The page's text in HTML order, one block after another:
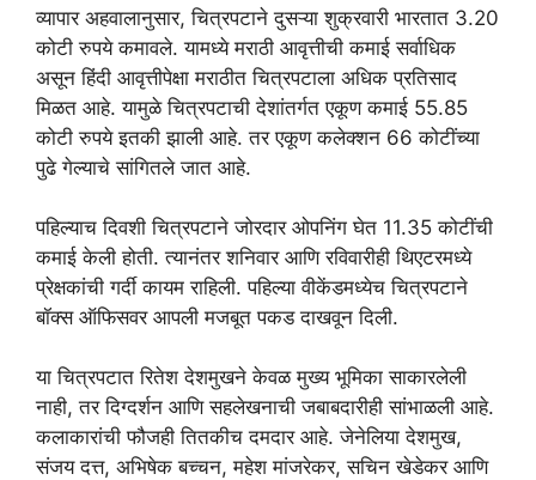
व्यापार अहवालानुसार, चित्रपटाने दुसऱ्या शुक्रवारी भारतात 3.20
कोटी रुपये कमावले. यामध्ये मराठी आवृत्तीची कमाई सर्वाधिक
असून हिंदी आवृत्तीपेक्षा मराठीत चित्रपटाला अधिक प्रतिसाद
मिळत आहे. यामुळे चित्रपटाची देशांतर्गत एकूण कमाई 55.85
कोटी रुपये इतकी झाली आहे. तर एकूण कलेक्शन 66 कोटींच्या
पुढे गेल्याचे सांगितले जात आहे.
पहिल्याच दिवशी चित्रपटाने जोरदार ओपनिंग घेत 11.35 कोटींची
कमाई केली होती. त्यानंतर शनिवार आणि रविवारीही थिएटरमध्ये
प्रेक्षकांची गर्दी कायम राहिली. पहिल्या वीकेंडमध्येच चित्रपटाने
बॉक्स ऑफिसवर आपली मजबूत पकड दाखवून दिली.
या चित्रपटात रितेश देशमुखने केवळ मुख्य भूमिका साकारलेली
नाही, तर दिग्दर्शन आणि सहलेखनाची जबाबदारीही सांभाळली आहे.
कलाकारांची फौजही तितकीच दमदार आहे. जेनेलिया देशमुख,
संजय दत्त, अभिषेक बच्चन, महेश मांजरेकर, सचिन खेडेकर आणि